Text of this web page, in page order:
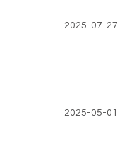
2025-07-27
2025-05-01